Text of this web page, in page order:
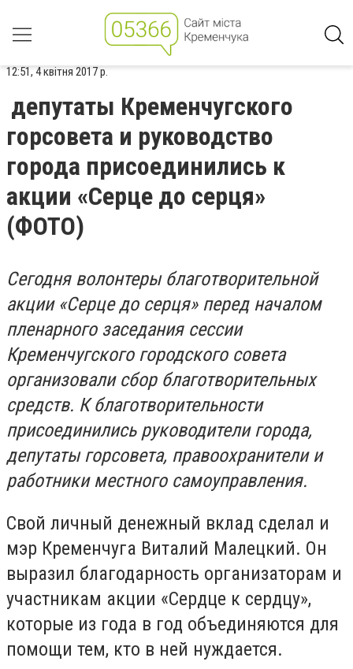
12:51, 4 квітня 2017 р.
депутаты Кременчугского
горсовета и руководство
города присоединились к
акции «Серце до серця»
(ФОТО)
Сегодня волонтеры благотворительной
акции «Серце до серця» перед началом
пленарного заседания сессии
Кременчугского городского совета
организовали сбор благотворительных
средств. К благотворительности
присоединились руководители города,
депутаты горсовета, правоохранители и
работники местного самоуправления.
Свой личный денежный вклад сделал и
мэр Кременчуга Виталий Малецкий. Он
выразил благодарность организаторам и
участникам акции «Сердце к сердцу»,
которые из года в год объединяются для
помощи тем, кто в ней нуждается.